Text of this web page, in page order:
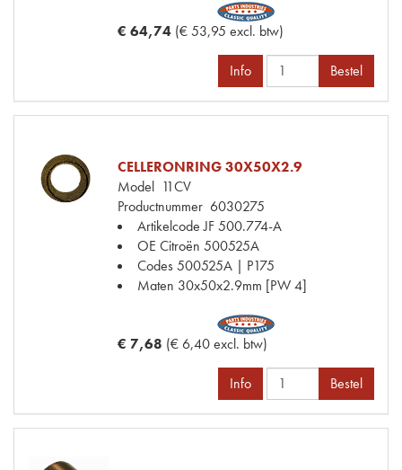
€ 64,74 (€ 53,95 excl. btw)
Info Bestel
CELLERONRING 30X50X2.9
Model 11CV
Productnummer 6030275
Artikelcode JF500.774-A
OE Citroën 500525A
Codes500525A | P175
Maten 30x50x2.9mm [PW 4]
€ 7,68 (€ 6,40 excl. btw)
Info Bestel